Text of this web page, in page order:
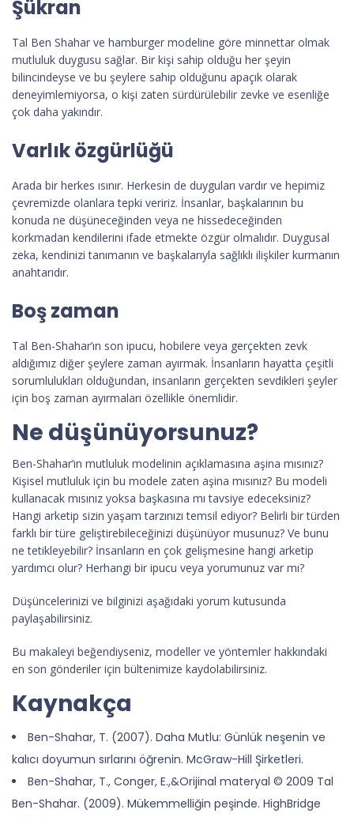
Şükran
Tal Ben Shahar ve hamburger modeline göre minnettar olmak
mutluluk duygusu sağlar. Bir kişi sahip olduğu her şeyin
bilincindeyse ve bu şeylere sahip olduğunu apaçık olarak
deneyimlemiyorsa, o kişi zaten sürdürülebilir zevke ve esenliğe
çok daha yakındır.
Varlık özgürlüğü
Arada bir herkes ısınır. Herkesin de duyguları vardır ve hepimiz
çevremizde olanlara tepki veririz. İnsanlar, başkalarının bu
konuda ne düşüneceğinden veya ne hissedeceğinden
korkmadan kendilerini ifade etmekte özgür olmalıdır. Duygusal
zeka, kendinizi tanımanın ve başkalarıyla sağlıklı ilişkiler kurmanın
anahtarıdır.
Boş zaman
Tal Ben-Shahar’ın son ipucu, hobilere veya gerçekten zevk
aldığımız diğer şeylere zaman ayırmak. İnsanların hayatta çeşitli
sorumlulukları olduğundan, insanların gerçekten sevdikleri şeyler
için boş zaman ayırmaları özellikle önemlidir.
Ne düşünüyorsunuz?
Ben-Shahar’ın mutluluk modelinin açıklamasına aşina mısınız?
Kişisel mutluluk için bu modele zaten aşina mısınız? Bu modeli
kullanacak mısınız yoksa başkasına mı tavsiye edeceksiniz?
Hangi arketip sizin yaşam tarzınızı temsil ediyor? Belirli bir türden
farklı bir türe geliştirebileceğinizi düşünüyor musunuz? Ve bunu
ne tetikleyebilir? İnsanların en çok gelişmesine hangi arketip
yardımcı olur? Herhangi bir ipucu veya yorumunuz var mı?
Düşüncelerinizi ve bilginizi aşağıdaki yorum kutusunda
paylaşabilirsiniz.
Bu makaleyi beğendiyseniz, modeller ve yöntemler hakkındaki
en son gönderiler için bültenimize kaydolabilirsiniz.
Kaynakça
Ben-Shahar, T. (2007). Daha Mutlu: Günlük neşenin ve
kalıcı doyumun sırlarını öğrenin. McGraw-Hill Şirketleri.
Ben-Shahar, T., Conger, E.,&Orijinal materyal © 2009 Tal
Ben-Shahar. (2009). Mükemmelliğin peşinde. HighBridge